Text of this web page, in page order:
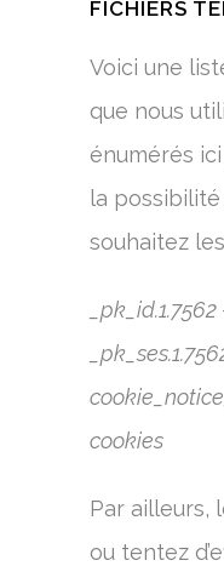
FICHIERS
Voici une
que nous
énumérés
la
souhaitez
cookies
Par ailleurs,
ou tentez